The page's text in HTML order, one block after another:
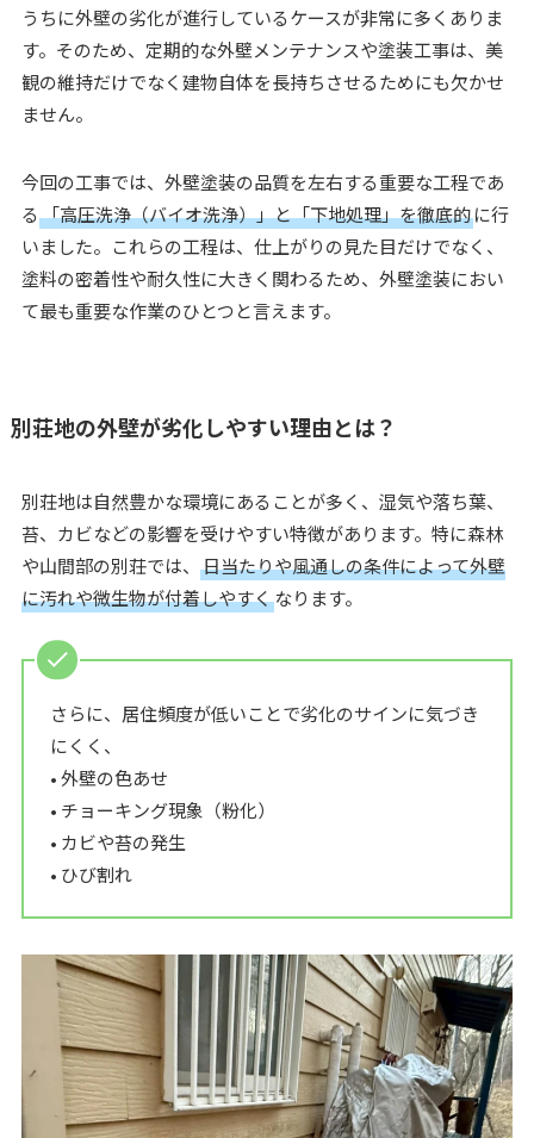
うちに外壁の劣化が進行しているケースが非常に多くありま
す。そのため、定期的な外壁メンテナンスや塗装工事は、美
観の維持だけでなく建物自体を長持ちさせるためにも欠かせ
ません。
今回の工事では、外壁塗装の品質を左右する重要な工程であ
る 「高圧洗浄（バイオ洗浄）」と「下地処理」を徹底的に行
いました。これらの工程は、仕上がりの見た目だけでなく、
塗料の密着性や耐久性に大きく関わるため、外壁塗装におい
て最も重要な作業のひとつと言えます。
別荘地の外壁が劣化しやすい理由とは？
別荘地は自然豊かな環境にあることが多く、湿気や落ち葉、
苔、カビなどの影響を受けやすい特徴があります。特に森林
や山間部の別荘では、 日当たりや風通しの条件によって外壁
に汚れや微生物が付着しやすくなります。
さらに、居住頻度が低いことで劣化のサインに気づき
にくく、
• 外壁の色あせ
• チョーキング現象（粉化）
• カビや苔の発生
• ひび割れ